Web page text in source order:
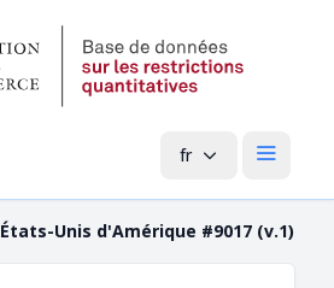
fr Menu
États-Unis d'Amérique #9017 (v.1)